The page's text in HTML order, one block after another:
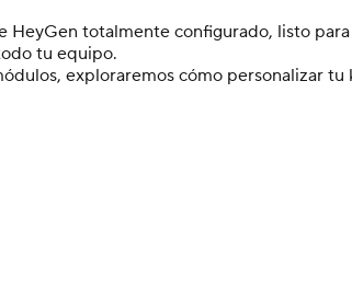
totalmente configurado, listo
tu equipo.
exploraremos cómo personalizar